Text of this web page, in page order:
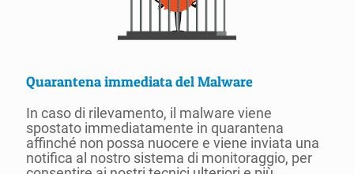
Quarantena immediata del Malware
In caso di rilevamento, il malware viene
spostato immediatamente in quarantena
affinché non possa nuocere e viene inviata una
notifica al nostro sistema di monitoraggio, per